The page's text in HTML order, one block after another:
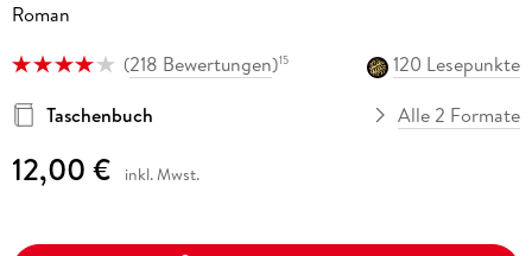
Roman
(218 Bewertungen)15
120 Lesepunkte
Taschenbuch
Alle 2 Formate
12,00 € inkl. Mwst.